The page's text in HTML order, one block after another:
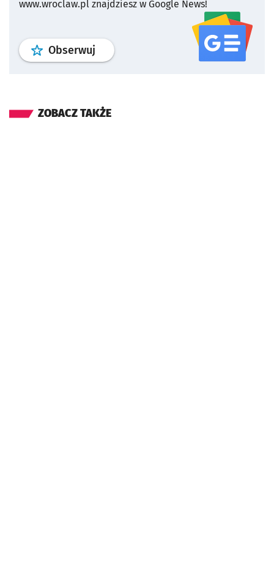
www.wroclaw.pl znajdziesz w Google News!
Obserwuj profil serwisu
ZOBACZ TAKŻE